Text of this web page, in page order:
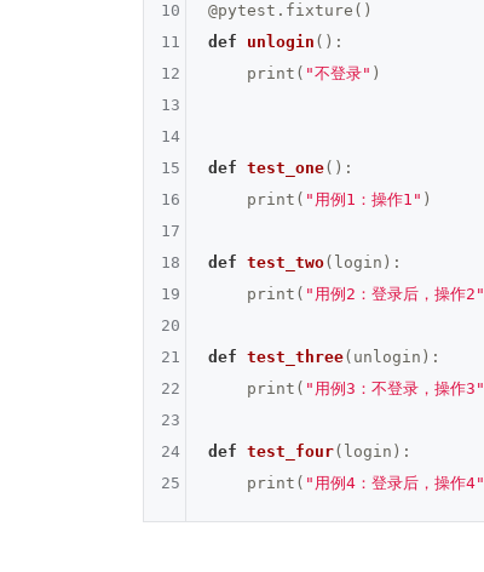
@pytest.fixture()
def
unlogin () :
    print(
"不登录" )
def test_one() :
    print(
"用例1：操作1" )
def test_two(login) :
    print(
"用例2：登录后，操作2"
def test_three(unlogin) :
    print(
"用例3：不登录，操作3"
def test_four(login) :
    print(
"用例4：登录后，操作4"
10
11
12
13
14
15
16
17
18
19
20
21
22
23
24
25